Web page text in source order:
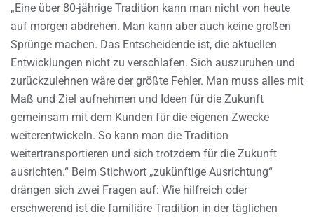
„Eine über 80-jährige Tradition kann man nicht von heute
auf morgen abdrehen. Man kann aber auch keine großen
Sprünge machen. Das Entscheidende ist, die aktuellen
Entwicklungen nicht zu verschlafen. Sich auszuruhen und
zurückzulehnen wäre der größte Fehler. Man muss alles mit
Maß und Ziel aufnehmen und Ideen für die Zukunft
gemeinsam mit dem Kunden für die eigenen Zwecke
weiterentwickeln. So kann man die Tradition
weitertransportieren und sich trotzdem für die Zukunft
ausrichten.“ Beim Stichwort „zukünftige Ausrichtung“
drängen sich zwei Fragen auf: Wie hilfreich oder
erschwerend ist die familiäre Tradition in der täglichen